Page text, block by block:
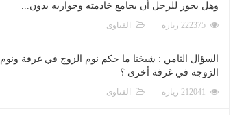
وهل يجوز للرجل أن يجامع خادمته وجواريه بدون...
الفتاوى
السؤال الثامن : شيخنا ما حكم نوم الزوج في غرفة ونوم
الزوجة في غرفة أخرى ؟
الفتاوى